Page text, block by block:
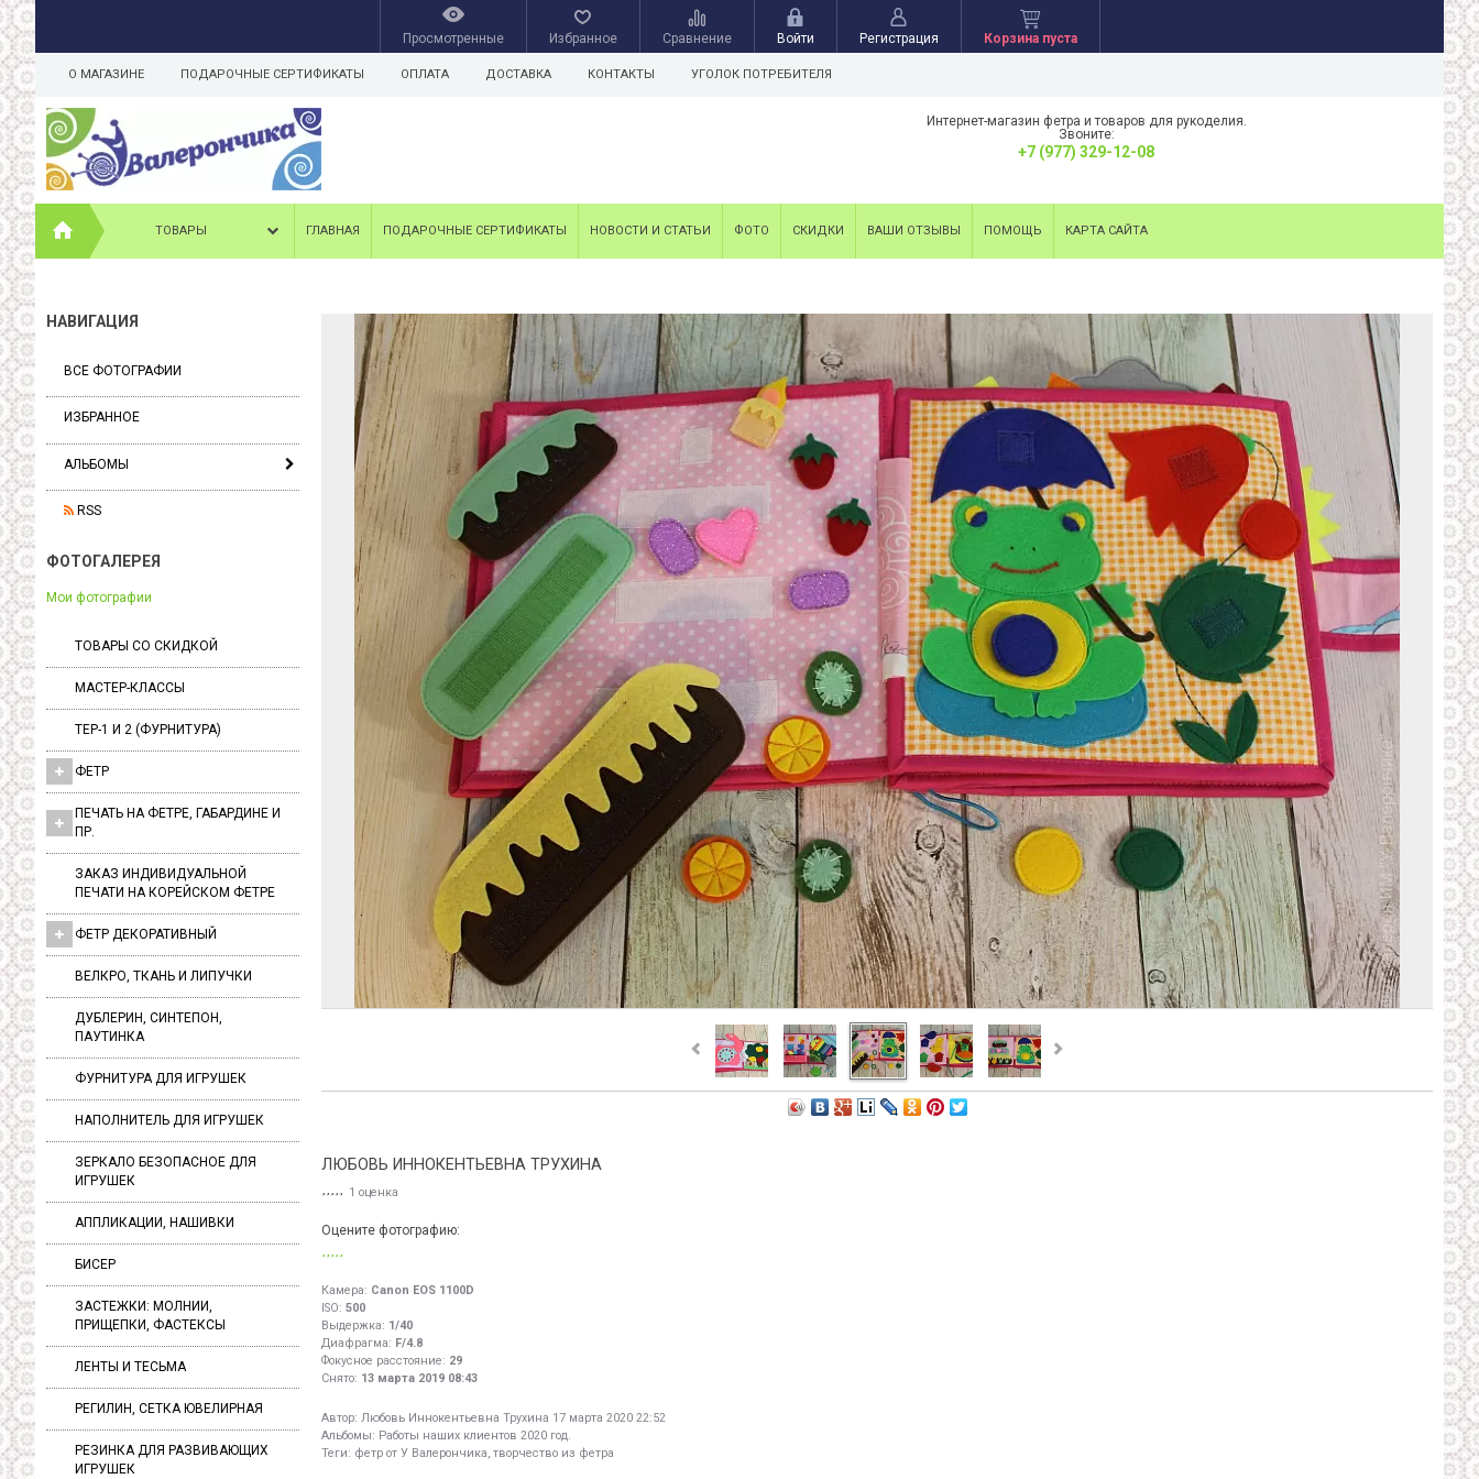
Просмотренные Избранное Сравнение Войти Регистрация Корзина пуста
О МАГАЗИНЕ ПОДАРОЧНЫЕ СЕРТИФИКАТЫ ОПЛАТА ДОСТАВКА КОНТАКТЫ УГОЛОК ПОТРЕБИТЕЛЯ
Интернет-магазин фетра и товаров для рукоделия.
Звоните:
+7 (977) 329-12-08
ТОВАРЫ ГЛАВНАЯ ПОДАРОЧНЫЕ СЕРТИФИКАТЫ НОВОСТИ И СТАТЬИ ФОТО СКИДКИ ВАШИ ОТЗЫВЫ ПОМОЩЬ КАРТА САЙТА
НАВИГАЦИЯ
ВСЕ ФОТОГРАФИИ
ИЗБРАННОЕ
АЛЬБОМЫ
RSS
ФОТОГАЛЕРЕЯ
Мои фотографии
ТОВАРЫ СО СКИДКОЙ
МАСТЕР-КЛАССЫ
ТЕР-1 И 2 (ФУРНИТУРА)
ФЕТР
ПЕЧАТЬ НА ФЕТРЕ, ГАБАРДИНЕ И
ПР.
ЗАКАЗ ИНДИВИДУАЛЬНОЙ
ПЕЧАТИ НА КОРЕЙСКОМ ФЕТРЕ
ФЕТР ДЕКОРАТИВНЫЙ
ВЕЛКРО, ТКАНЬ И ЛИПУЧКИ
ДУБЛЕРИН, СИНТЕПОН,
ПАУТИНКА
ФУРНИТУРА ДЛЯ ИГРУШЕК
НАПОЛНИТЕЛЬ ДЛЯ ИГРУШЕК
ЗЕРКАЛО БЕЗОПАСНОЕ ДЛЯ
ИГРУШЕК
АППЛИКАЦИИ, НАШИВКИ
БИСЕР
ЗАСТЕЖКИ: МОЛНИИ,
ПРИЩЕПКИ, ФАСТЕКСЫ
ЛЕНТЫ И ТЕСЬМА
РЕГИЛИН, СЕТКА ЮВЕЛИРНАЯ
РЕЗИНКА ДЛЯ РАЗВИВАЮЩИХ
ИГРУШЕК
ЛЮБОВЬ ИННОКЕНТЬЕВНА ТРУХИНА
1 оценка
Оцените фотографию:
Камера: Canon EOS 1100D
ISO: 500
Выдержка: 1/40
Диафрагма: F/4.8
Фокусное расстояние: 29
Снято: 13 марта 2019 08:43
Автор: Любовь Иннокентьевна Трухина 17 марта 2020 22:52
Альбомы: Работы наших клиентов 2020 год.
Теги: фетр от У Валерончика, творчество из фетра